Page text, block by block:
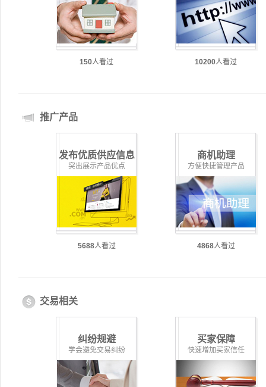
150人看过 10200人看过
推广产品
发布优质供应信息
突出展示产品优点
5688人看过
商机助理
方便快捷管理产品
4868人看过
交易相关
纠纷规避
学会避免交易纠纷
买家保障
快速增加买家信任